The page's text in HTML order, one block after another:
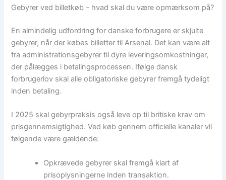
Gebyrer ved billetkøb – hvad skal du være opmærksom på?
En almindelig udfordring for danske forbrugere er skjulte
gebyrer, når der købes billetter til Arsenal. Det kan være alt
fra administrationsgebyrer til dyre leveringsomkostninger,
der pålægges i betalingsprocessen. Ifølge dansk
forbrugerlov skal alle obligatoriske gebyrer fremgå tydeligt
inden betaling.
I 2025 skal gebyrpraksis også leve op til britiske krav om
prisgennemsigtighed. Ved køb gennem officielle kanaler vil
følgende være gældende:
Opkrævede gebyrer skal fremgå klart af
prisoplysningerne inden transaktion.